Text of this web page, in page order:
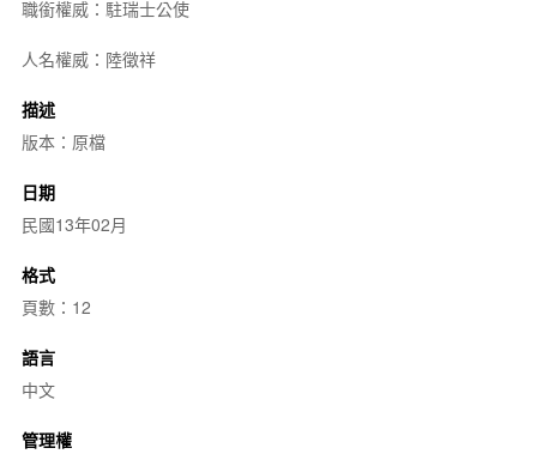
職銜權威：駐瑞士公使
人名權威：陸徵祥
描述
版本：原檔
日期
民國13年02月
格式
頁數：12
語言
中文
管理權